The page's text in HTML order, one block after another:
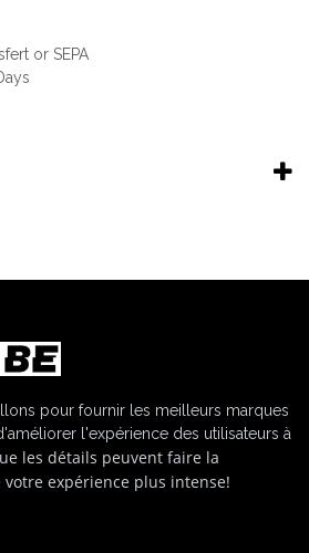
or SEPA
pour fournir les meilleurs marques
l'expérience des utilisateurs à
les détails peuvent faire la
expérience plus intense!